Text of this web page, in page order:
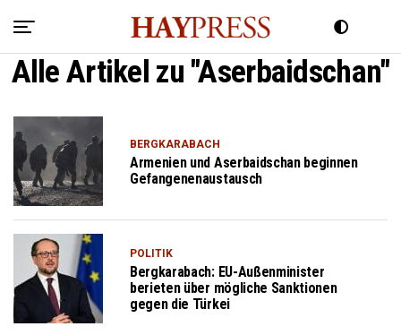
Alle Artikel zu "Aserbaidschan"
BERGKARABACH
Armenien und Aserbaidschan beginnen
Gefangenenaustausch
POLITIK
Bergkarabach: EU-Außenminister
berieten über mögliche Sanktionen
gegen die Türkei